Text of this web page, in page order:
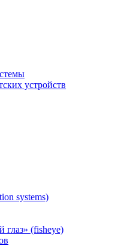
устройств
systems)
(fisheye)